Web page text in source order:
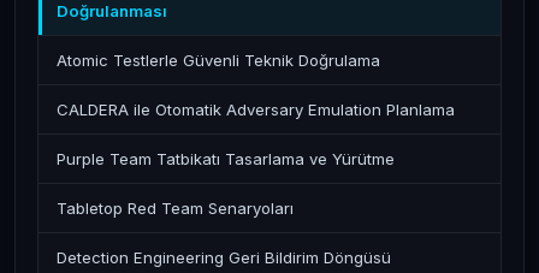
Doğrulanması
Atomic Testlerle Güvenli Teknik Doğrulama
CALDERA ile Otomatik Adversary Emulation Planlama
Purple Team Tatbikatı Tasarlama ve Yürütme
Tabletop Red Team Senaryoları
Detection Engineering Geri Bildirim Döngüsü